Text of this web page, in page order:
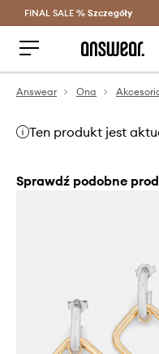
FINAL SALE % Szczegóły
Answear Ona
Ten produkt jest
Sprawdź podobne